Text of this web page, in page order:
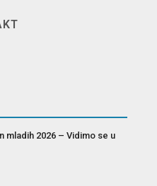
mladih 2026 – Vidimo se u